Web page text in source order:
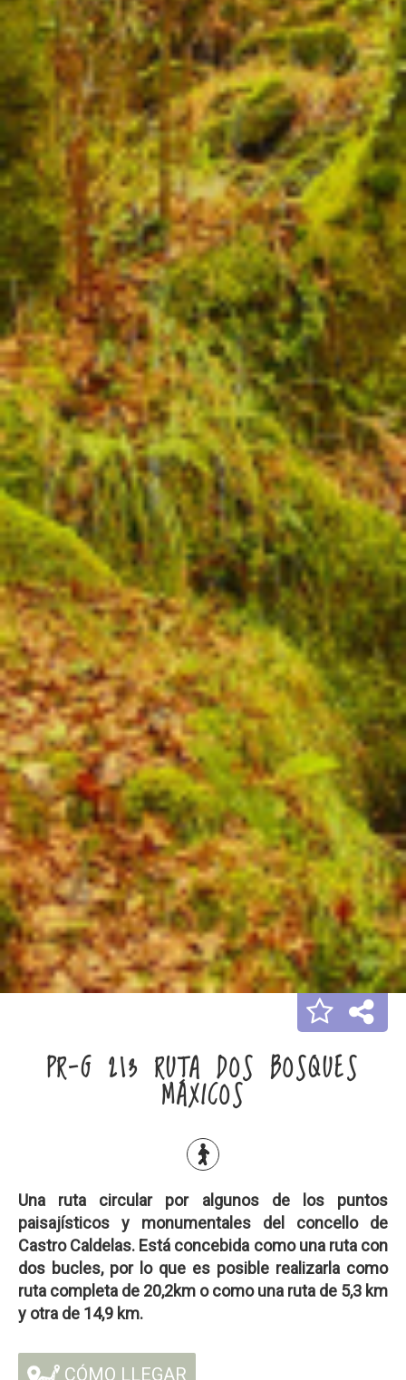
PR-G 213 RUTA DOS BOSQUES
MÁXICOS
Una ruta circular por algunos de los puntos
paisajísticos y monumentales del concello de
Castro Caldelas. Está concebida como una ruta con
dos bucles, por lo que es posible realizarla como
ruta completa de 20,2km o como una ruta de 5,3 km
y otra de 14,9 km.
CÓMO LLEGAR